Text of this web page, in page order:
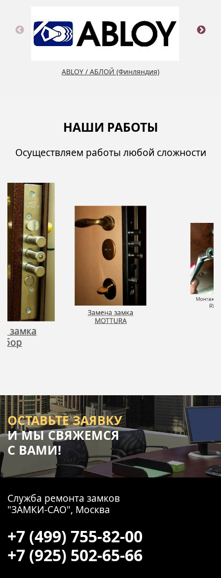
ABLOY / АБЛОЙ (Финляндия)
НАШИ РАБОТЫ
Осуществляем работы любой сложности
замка
ОСТАВЬТЕ ЗАЯВКУ
И МЫ СВЯЖЕМСЯ
С ВАМИ!
Служба ремонта замков
"ЗАМКИ-САО", Москва
+7 (499) 755-82-00
+7 (925) 502-65-66